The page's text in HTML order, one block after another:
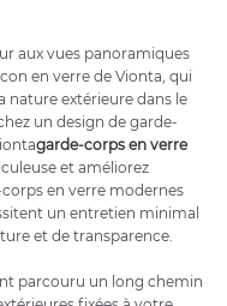
aux vues panoramiques
en verre de Vionta, qui
nature extérieure dans le
un design de garde-
garde-corps en verre
et améliorez
corps en verre modernes
un entretien minimal
et de transparence.
parcouru un long chemin